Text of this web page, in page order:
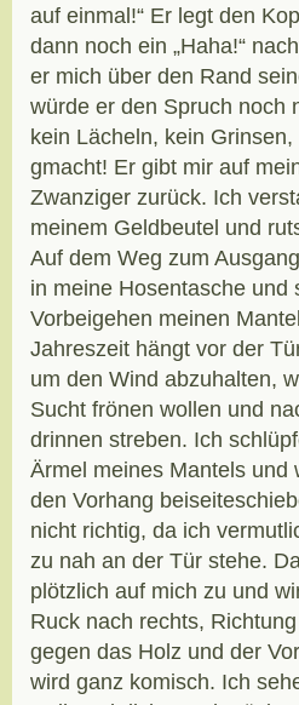
auf einmal!“ Er legt den
dann noch ein „Haha!“
er mich über den Rand
würde er den Spruch noch
kein Lächeln, kein
gmacht! Er gibt mir auf
Zwanziger zurück. Ich
meinem Geldbeutel und
Auf dem Weg zum
in meine Hosentasche und
Vorbeigehen meinen
Jahreszeit hängt vor der
um den Wind abzuhalten,
Sucht frönen wollen und
drinnen streben. Ich
Ärmel meines Mantels und
den Vorhang
nicht richtig, da ich
zu nah an der Tür stehe.
plötzlich auf mich zu und
Ruck nach rechts,
gegen das Holz und der
wird ganz komisch. Ich